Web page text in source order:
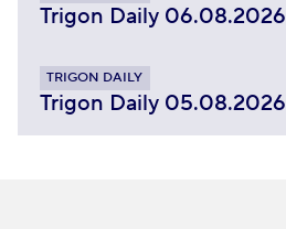
Trigon Daily 06.08.2026
TRIGON DAILY
Trigon Daily 05.08.2026